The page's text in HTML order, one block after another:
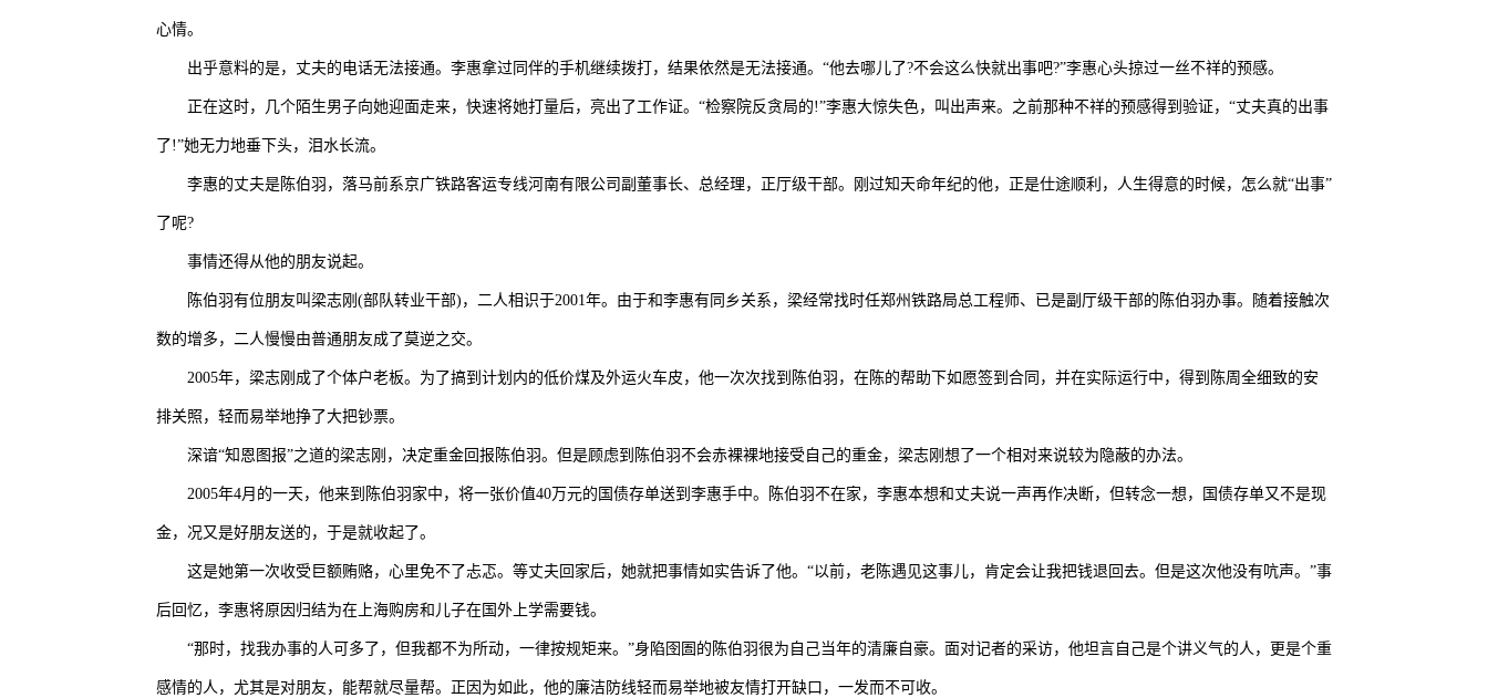
心情。
出乎意料的是，丈夫的电话无法接通。李惠拿过同伴的手机继续拨打，结果依然是无法接通。“他去哪儿了?不会这么快就出事吧?”李惠心头掠过一丝不祥的预感。
正在这时，几个陌生男子向她迎面走来，快速将她打量后，亮出了工作证。“检察院反贪局的!”李惠大惊失色，叫出声来。之前那种不祥的预感得到验证，“丈夫真的出事
了!”她无力地垂下头，泪水长流。
李惠的丈夫是陈伯羽，落马前系京广铁路客运专线河南有限公司副董事长、总经理，正厅级干部。刚过知天命年纪的他，正是仕途顺利，人生得意的时候，怎么就“出事”
了呢?
事情还得从他的朋友说起。
陈伯羽有位朋友叫梁志刚(部队转业干部)，二人相识于2001年。由于和李惠有同乡关系，梁经常找时任郑州铁路局总工程师、已是副厅级干部的陈伯羽办事。随着接触次
数的增多，二人慢慢由普通朋友成了莫逆之交。
2005年，梁志刚成了个体户老板。为了搞到计划内的低价煤及外运火车皮，他一次次找到陈伯羽，在陈的帮助下如愿签到合同，并在实际运行中，得到陈周全细致的安
排关照，轻而易举地挣了大把钞票。
深谙“知恩图报”之道的梁志刚，决定重金回报陈伯羽。但是顾虑到陈伯羽不会赤裸裸地接受自己的重金，梁志刚想了一个相对来说较为隐蔽的办法。
2005年4月的一天，他来到陈伯羽家中，将一张价值40万元的国债存单送到李惠手中。陈伯羽不在家，李惠本想和丈夫说一声再作决断，但转念一想，国债存单又不是现
金，况又是好朋友送的，于是就收起了。
这是她第一次收受巨额贿赂，心里免不了忐忑。等丈夫回家后，她就把事情如实告诉了他。“以前，老陈遇见这事儿，肯定会让我把钱退回去。但是这次他没有吭声。”事
后回忆，李惠将原因归结为在上海购房和儿子在国外上学需要钱。
“那时，找我办事的人可多了，但我都不为所动，一律按规矩来。”身陷囹圄的陈伯羽很为自己当年的清廉自豪。面对记者的采访，他坦言自己是个讲义气的人，更是个重
感情的人，尤其是对朋友，能帮就尽量帮。正因为如此，他的廉洁防线轻而易举地被友情打开缺口，一发而不可收。